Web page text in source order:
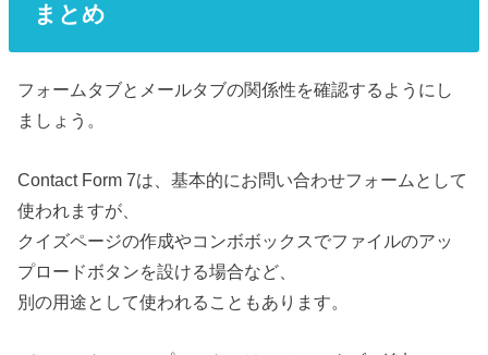
まとめ
フォームタブとメールタブの関係性を確認するようにし
ましょう。
Contact Form 7は、基本的にお問い合わせフォームとして
使われますが、
クイズページの作成やコンボボックスでファイルのアッ
プロードボタンを設ける場合など、
別の用途として使われることもあります。